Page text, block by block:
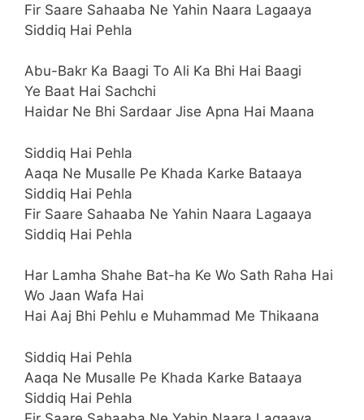
Fir Saare Sahaaba Ne Yahin Naara Lagaaya
Siddiq Hai Pehla
Abu-Bakr Ka Baagi To Ali Ka Bhi Hai Baagi
Ye Baat Hai Sachchi
Haidar Ne Bhi Sardaar Jise Apna Hai Maana
Siddiq Hai Pehla
Aaqa Ne Musalle Pe Khada Karke Bataaya
Siddiq Hai Pehla
Fir Saare Sahaaba Ne Yahin Naara Lagaaya
Siddiq Hai Pehla
Har Lamha Shahe Bat-ha Ke Wo Sath Raha Hai
Wo Jaan Wafa Hai
Hai Aaj Bhi Pehlu e Muhammad Me Thikaana
Siddiq Hai Pehla
Aaqa Ne Musalle Pe Khada Karke Bataaya
Siddiq Hai Pehla